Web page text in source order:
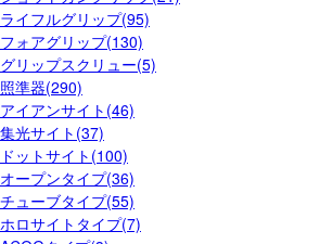
ライフルグリップ(95)
フォアグリップ(130)
グリップスクリュー(5)
照準器(290)
アイアンサイト(46)
集光サイト(37)
ドットサイト(100)
オープンタイプ(36)
チューブタイプ(55)
ホロサイトタイプ(7)